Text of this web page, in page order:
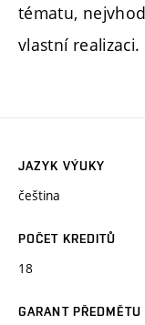
tématu,
vlastní realizaci.
JAZYK VÝUKY
čeština
POČET KREDITŮ
18
GARANT PŘEDMĚTU